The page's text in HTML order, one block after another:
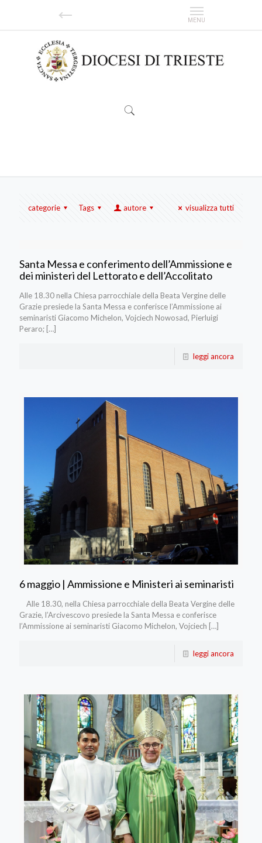
categorie Tags autore visualizza tutti
Santa Messa e conferimento dell’Ammissione e
dei ministeri del Lettorato e dell’Accolitato
Alle 18.30 nella Chiesa parrocchiale della Beata Vergine delle
Grazie presiede la Santa Messa e conferisce l’Ammissione ai
seminaristi Giacomo Michelon, Vojciech Nowosad, Pierluigi
Peraro; […]
leggi ancora
6 maggio | Ammissione e Ministeri ai seminaristi
Alle 18.30, nella Chiesa parrocchiale della Beata Vergine delle
Grazie, l’Arcivescovo presiede la Santa Messa e conferisce
l’Ammissione ai seminaristi Giacomo Michelon, Vojciech […]
leggi ancora